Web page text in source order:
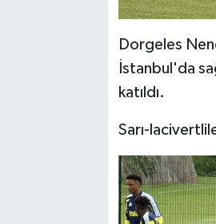
Dorgeles
İstanbul'da
katıldı.
Sarı-